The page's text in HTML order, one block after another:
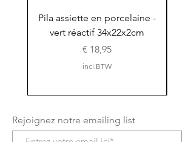
Pila assiette en porcelaine -
vert réactif 34x22x2cm
Prijs
€ 18,95
incl.BTW
Rejoignez notre emailing list